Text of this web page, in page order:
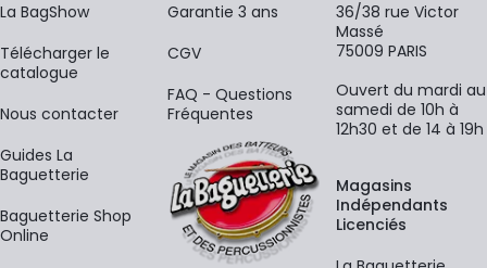
La BagShow
​Télécharger le
catalogue
Nous contacter
Guides La
Baguetterie
Baguetterie Shop
Online
Garantie 3 ans
CGV
FAQ - Questions
Fréquentes
36/38 rue Victor
Massé
75009 PARIS
Ouvert du mardi au
samedi de 10h à
12h30 et de 14 à 19h
Magasins
Indépendants
Licenciés